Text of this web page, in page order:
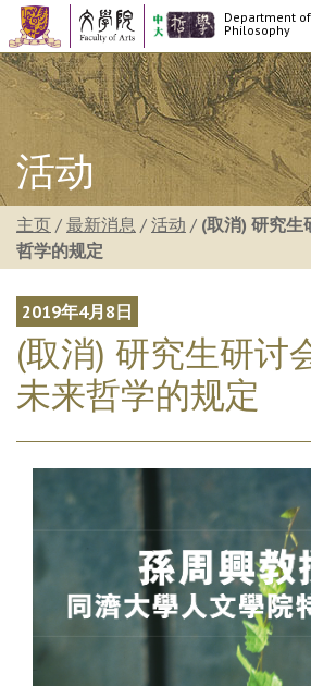
Department of
Philosophy
活动
主页 / 最新消息 / 活动 / (取消) 研究生
哲学的规定
2019年4月8日
(取消) 研究生研讨
未来哲学的规定